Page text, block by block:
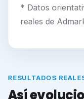
* Datos
reales de
RESULTADOS
Así